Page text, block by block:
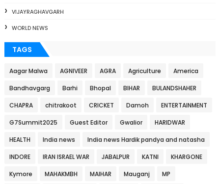
VIJAYRAGHAVGARH
WORLD NEWS
TAGS
Aagar Malwa AGNIVEER AGRA Agriculture America
Bandhavgarg Barhi Bhopal BIHAR BULANDSHAHER
CHAPRA chitrakoot CRICKET Damoh ENTERTAINMENT
G7Summit2025 Guest Editor Gwalior HARIDWAR
HEALTH India news India news Hardik pandya and natasha
INDORE IRAN ISRAEL WAR JABALPUR KATNI KHARGONE
Kymore MAHAKMBH MAIHAR Mauganj MP